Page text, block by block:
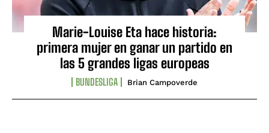
Marie-Louise Eta hace historia:
primera mujer en ganar un partido en
las 5 grandes ligas europeas
BUNDESLIGA Brian Campoverde